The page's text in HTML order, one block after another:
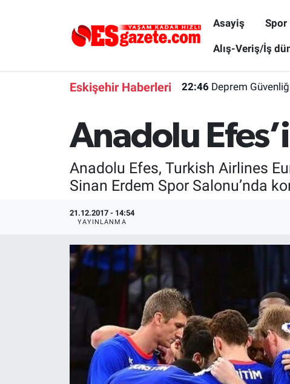
Asayiş Spor
Alış-Veriş/İş
Eskişehir Haberleri 22:46 Deprem
Anadolu
Anadolu Efes, Turkish Airlines
Sinan Erdem Spor Salonu’nda
21.12.2017 - 14:54
YAYINLANMA
Gündem
Türkiye
Alış-Veriş/İş dünyası
Eskişehirspor Arşivi
Eskişehir Arşivi
Kültür Sanat
Politika
Eskişehir Nöbetçi Eczaneler
Süper Lig Puan Durumu ve Fikstür
Tüm Manşetler